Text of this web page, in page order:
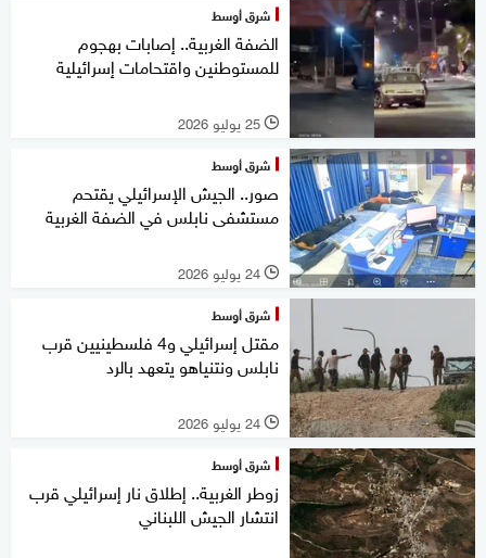
شرق أوسط
الضفة الغربية.. إصابات بهجوم
للمستوطنين واقتحامات إسرائيلية
l 25 يوليو 2026
شرق أوسط
صور.. الجيش الإسرائيلي يقتحم
مستشفى نابلس في الضفة الغربية
l 24 يوليو 2026
شرق أوسط
مقتل إسرائيلي و4 فلسطينيين قرب
نابلس ونتنياهو يتعهد بالرد
l 24 يوليو 2026
شرق أوسط
زوطر الغربية.. إطلاق نار إسرائيلي قرب
انتشار الجيش اللبناني